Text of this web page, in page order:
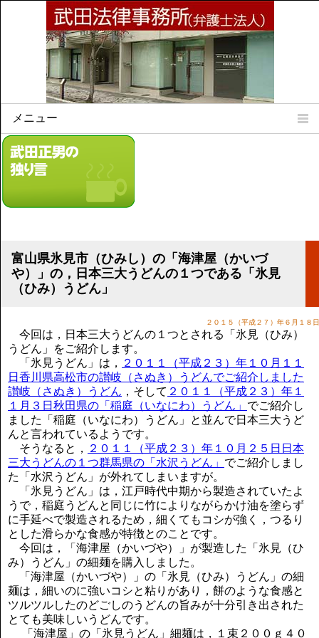
メニュー
Home
所属弁護士
法律相談案内
リンク集
気をつけたい法律のポイント
武田正男の独り言
富山県氷見市（ひみし）の「海津屋（かいづ
や）」の，日本三大うどんの１つである「氷見
（ひみ）うどん」
２０１５（平成２７）年６月１８日
今回は，日本三大うどんの１つとされる「氷見（ひみ）
うどん」をご紹介します。
「氷見うどん」は，
２０１１（平成２３）年１０月１１
日香川県高松市の讃岐（さぬき）うどんでご紹介しました
讃岐（さぬき）うどん ，そして ２０１１（平成２３）年１
１月３日秋田県の「稲庭（いなにわ）うどん」 でご紹介し
ました「稲庭（いなにわ）うどん」と並んで日本三大うど
んと言われているようです。
そうなると，
２０１１（平成２３）年１０月２５日日本
三大うどんの１つ群馬県の「水沢うどん」 でご紹介しまし
た「水沢うどん」が外れてしまいますが。
「氷見うどん」は，江戸時代中期から製造されていたよ
うで，稲庭うどんと同じに竹によりながらかけ油を塗らず
に手延べで製造されるため，細くてもコシが強く，つるり
とした滑らかな食感が特徴とのことです。
今回は，「海津屋（かいづや）」が製造した「氷見（ひ
み）うどん」の細麺を購入しました。
「海津屋（かいづや）」の「氷見（ひみ）うどん」の細
麺は，細いのに強いコシと粘りがあり，餅のような食感と
ツルツルしたのどごしのうどんの旨みが十分引き出された
とても美味しいうどんです。
「海津屋」の「氷見うどん」細麺は，１束２００ｇ４０